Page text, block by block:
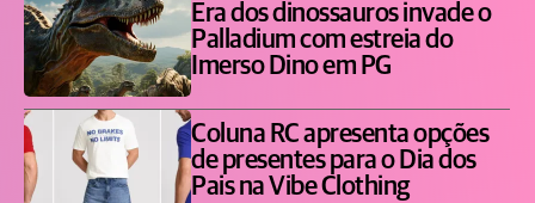
Era dos dinossauros invade o
Palladium com estreia do
Imerso Dino em PG
Coluna RC apresenta opções
de presentes para o Dia dos
Pais na Vibe Clothing